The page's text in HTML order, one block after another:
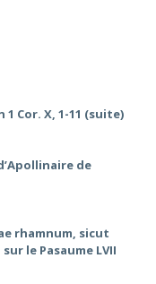
Cor. X, 1-11 (suite)
de
rhamnum, sicut
le Pasaume LVII